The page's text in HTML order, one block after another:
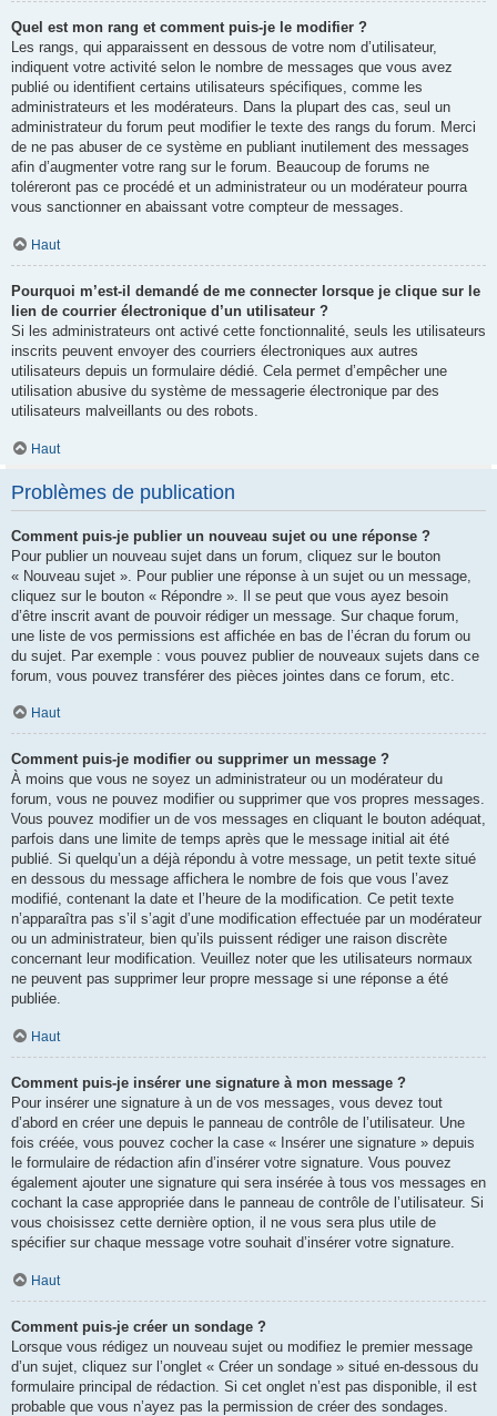
Quel est mon rang et comment puis-je le modifier ?
Les rangs, qui apparaissent en dessous de votre nom d’utilisateur,
indiquent votre activité selon le nombre de messages que vous avez
publié ou identifient certains utilisateurs spécifiques, comme les
administrateurs et les modérateurs. Dans la plupart des cas, seul un
administrateur du forum peut modifier le texte des rangs du forum. Merci
de ne pas abuser de ce système en publiant inutilement des messages
afin d’augmenter votre rang sur le forum. Beaucoup de forums ne
toléreront pas ce procédé et un administrateur ou un modérateur pourra
vous sanctionner en abaissant votre compteur de messages.
Haut
Pourquoi m’est-il demandé de me connecter lorsque je clique sur le
lien de courrier électronique d’un utilisateur ?
Si les administrateurs ont activé cette fonctionnalité, seuls les utilisateurs
inscrits peuvent envoyer des courriers électroniques aux autres
utilisateurs depuis un formulaire dédié. Cela permet d’empêcher une
utilisation abusive du système de messagerie électronique par des
utilisateurs malveillants ou des robots.
Haut
Problèmes de publication
Comment puis-je publier un nouveau sujet ou une réponse ?
Pour publier un nouveau sujet dans un forum, cliquez sur le bouton
« Nouveau sujet ». Pour publier une réponse à un sujet ou un message,
cliquez sur le bouton « Répondre ». Il se peut que vous ayez besoin
d’être inscrit avant de pouvoir rédiger un message. Sur chaque forum,
une liste de vos permissions est affichée en bas de l’écran du forum ou
du sujet. Par exemple : vous pouvez publier de nouveaux sujets dans ce
forum, vous pouvez transférer des pièces jointes dans ce forum, etc.
Haut
Comment puis-je modifier ou supprimer un message ?
À moins que vous ne soyez un administrateur ou un modérateur du
forum, vous ne pouvez modifier ou supprimer que vos propres messages.
Vous pouvez modifier un de vos messages en cliquant le bouton adéquat,
parfois dans une limite de temps après que le message initial ait été
publié. Si quelqu’un a déjà répondu à votre message, un petit texte situé
en dessous du message affichera le nombre de fois que vous l’avez
modifié, contenant la date et l’heure de la modification. Ce petit texte
n’apparaîtra pas s’il s’agit d’une modification effectuée par un modérateur
ou un administrateur, bien qu’ils puissent rédiger une raison discrète
concernant leur modification. Veuillez noter que les utilisateurs normaux
ne peuvent pas supprimer leur propre message si une réponse a été
publiée.
Haut
Comment puis-je insérer une signature à mon message ?
Pour insérer une signature à un de vos messages, vous devez tout
d’abord en créer une depuis le panneau de contrôle de l’utilisateur. Une
fois créée, vous pouvez cocher la case « Insérer une signature » depuis
le formulaire de rédaction afin d’insérer votre signature. Vous pouvez
également ajouter une signature qui sera insérée à tous vos messages en
cochant la case appropriée dans le panneau de contrôle de l’utilisateur. Si
vous choisissez cette dernière option, il ne vous sera plus utile de
spécifier sur chaque message votre souhait d’insérer votre signature.
Haut
Comment puis-je créer un sondage ?
Lorsque vous rédigez un nouveau sujet ou modifiez le premier message
d’un sujet, cliquez sur l’onglet « Créer un sondage » situé en-dessous du
formulaire principal de rédaction. Si cet onglet n’est pas disponible, il est
probable que vous n’ayez pas la permission de créer des sondages.